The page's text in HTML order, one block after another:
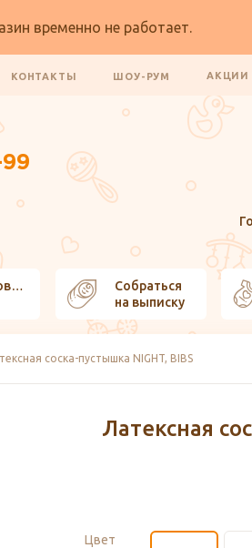
временно не работает.
КОНТАКТЫ ШОУ-РУМ АКЦИИ
Собраться
на выписку
соска-пустышка NIGHT, BIBS
Латексная
Цвет